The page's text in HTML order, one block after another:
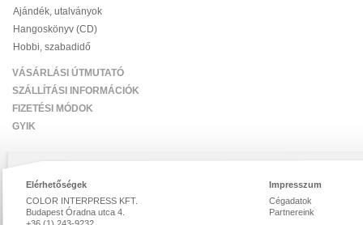
Ajándék, utalványok
Hangoskönyv (CD)
Hobbi, szabadidő
VÁSÁRLÁSI ÚTMUTATÓ
SZÁLLÍTÁSI INFORMÁCIÓK
FIZETÉSI MÓDOK
GYIK
Elérhetőségek
COLOR INTERPRESS KFT.
Budapest Óradna utca 4.
Impresszum
Cégadatok
Partnereink